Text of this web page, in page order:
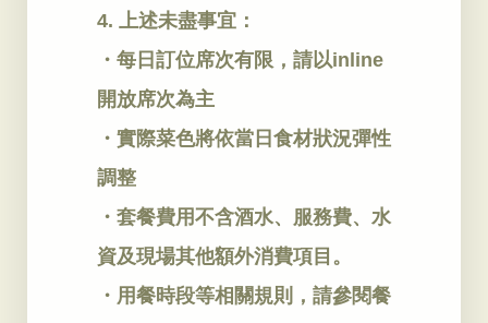
4. 上述未盡事宜：
・每日訂位席次有限，請以inline
開放席次為主
・實際菜色將依當日食材狀況彈性
調整
・套餐費用不含酒水、服務費、水
資及現場其他額外消費項目。
・用餐時段等相關規則，請參閱餐